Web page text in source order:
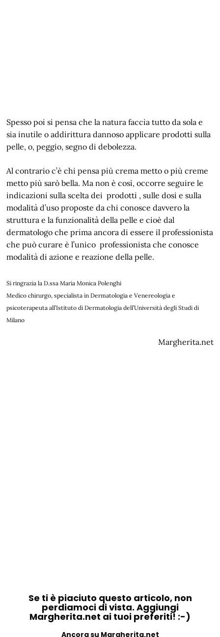
Spesso poi si pensa che la natura faccia tutto da sola e
sia inutile o addirittura dannoso applicare prodotti sulla
pelle, o, peggio, segno di debolezza.
Al contrario c’è chi pensa più crema metto o più creme
metto più sarò bella. Ma non è così, occorre seguire le
indicazioni sulla scelta dei prodotti , sulle dosi e sulla
modalità d’uso proposte da chi conosce davvero la
struttura e la funzionalità della pelle e cioè dal
dermatologo che prima ancora di essere il professionista
che può curare è l’unico professionista che conosce
modalità di azione e reazione della pelle.
Si ringrazia la D.ssa Maria Monica Polenghi
Medico chirurgo, specialista in Dermatologia e Venereologia e
psicoterapeuta all’Istituto di Dermatologia dell’Università degli Studi di
Milano
Margherita.net
Se ti è piaciuto questo articolo, non
perdiamoci di vista. Aggiungi
Margherita.net ai tuoi preferiti! :-)
Ancora su Margherita.net